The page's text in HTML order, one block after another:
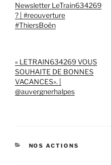
Newsletter LeTrain634269
? | #reouverture
#ThiersBoën
« LETRAIN634269 VOUS
SOUHAITE DE BONNES
VACANCES». |
@auvergnerhalpes
CATÉGORIES
NOS ACTIONS